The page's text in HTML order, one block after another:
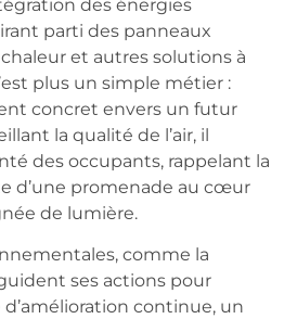
des énergies
parti des panneaux
et autres solutions à
plus un simple métier :
concret envers un futur
la qualité de l’air, il
des occupants, rappelant la
d’une promenade au cœur
de lumière.
comme la
ses actions pour
continue, un